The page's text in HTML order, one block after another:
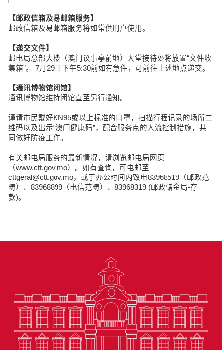
【邮政信箱及易邮箱服务】
邮政信箱及易邮箱服务将如常供用户使用。
【递交文件】
邮电局总部大楼（澳门议事亭前地）大堂接待处将放置“文件收
集箱”。 7月29日下午5:30前如有急件，可前往上述地点递交。
【通讯博物馆闭馆】
通讯博物馆维持闭馆直至另行通知。
谨请市民戴好KN95或以上标准的口罩，扫描行程记录的场所二
维码以及出示“澳门健康码”，配合服务点的人流控制措施，共
同做好防疫工作。
有关邮电局服务的最新情况，请浏览邮电局网页
（www.ctt.gov.mo）。如有查询，可电邮至
cttgeral@ctt.gov.mo，或于办公时间内致电83968519（邮政范
畴）、83968899（电信范畴）、83968319 (邮政储金局-存
款)。